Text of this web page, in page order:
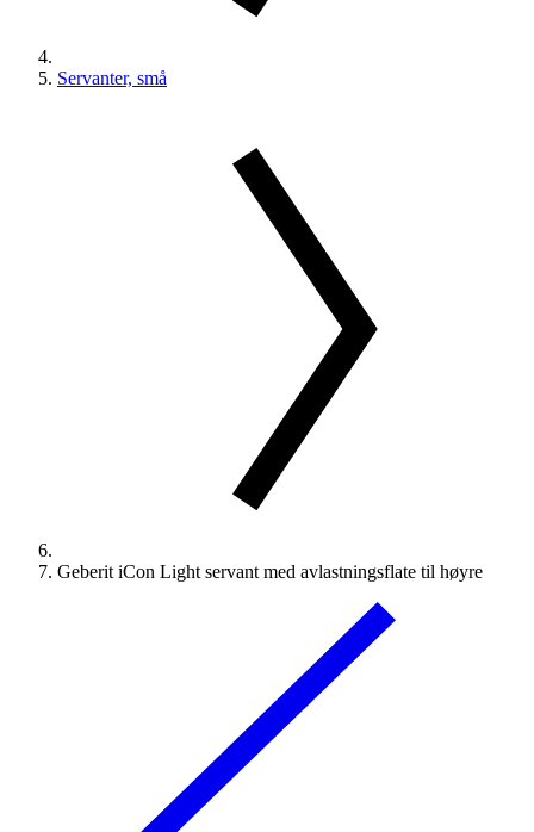
Servanter, små
Geberit iCon Light servant med avlastningsflate til høyre